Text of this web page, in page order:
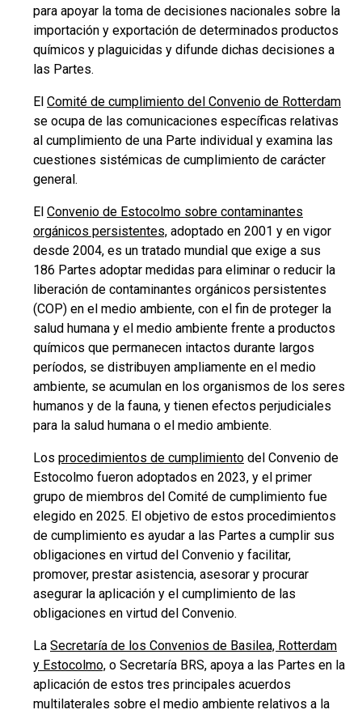
para apoyar la toma de decisiones nacionales sobre la
importación y exportación de determinados productos
químicos y plaguicidas y difunde dichas decisiones a
las Partes.
El Comité de cumplimiento del Convenio de Rotterdam
se ocupa de las comunicaciones específicas relativas
al cumplimiento de una Parte individual y examina las
cuestiones sistémicas de cumplimiento de carácter
general.
El Convenio de Estocolmo sobre contaminantes
orgánicos persistentes, adoptado en 2001 y en vigor
desde 2004, es un tratado mundial que exige a sus
186 Partes adoptar medidas para eliminar o reducir la
liberación de contaminantes orgánicos persistentes
(COP) en el medio ambiente, con el fin de proteger la
salud humana y el medio ambiente frente a productos
químicos que permanecen intactos durante largos
períodos, se distribuyen ampliamente en el medio
ambiente, se acumulan en los organismos de los seres
humanos y de la fauna, y tienen efectos perjudiciales
para la salud humana o el medio ambiente.
Los procedimientos de cumplimiento del Convenio de
Estocolmo fueron adoptados en 2023, y el primer
grupo de miembros del Comité de cumplimiento fue
elegido en 2025. El objetivo de estos procedimientos
de cumplimiento es ayudar a las Partes a cumplir sus
obligaciones en virtud del Convenio y facilitar,
promover, prestar asistencia, asesorar y procurar
asegurar la aplicación y el cumplimiento de las
obligaciones en virtud del Convenio.
La Secretaría de los Convenios de Basilea, Rotterdam
y Estocolmo, o Secretaría BRS, apoya a las Partes en la
aplicación de estos tres principales acuerdos
multilaterales sobre el medio ambiente relativos a la